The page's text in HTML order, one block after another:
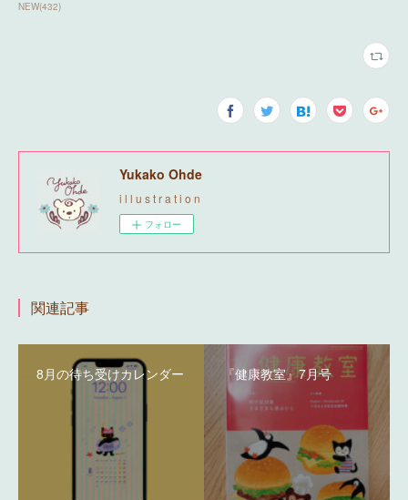
NEW(432)
Yukako Ohde
i l l u s t r a t i o n
フォロー
関連記事
8月の待ち受けカレンダー 『健康教室』7月号